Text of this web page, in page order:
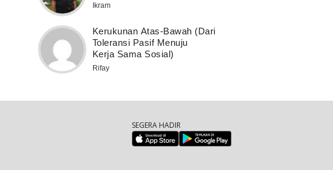
Ikram
Kerukunan Atas-Bawah (Dari
Toleransi Pasif Menuju
Kerja Sama Sosial)
Rifay
SEGERA HADIR